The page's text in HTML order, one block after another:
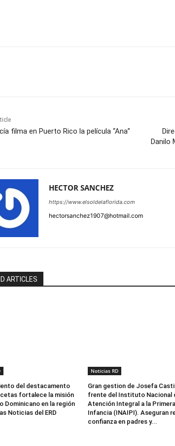
filma en Puerto Rico la película “Ana”
Danilo
HECTOR SANCHEZ
https://www.elsoldelaflorida.com
hectorsanchez1907@hotmail.com
ARTICLES
del destacamento
fortalece la misión
Dominicano en la región
Noticias del ERD
Noticias RD
Gran gestion de Josefa
frente del Instituto Nacional
Atención Integral a la Primera
Infancia (INAIPI). Aseguran
confianza en padres y...